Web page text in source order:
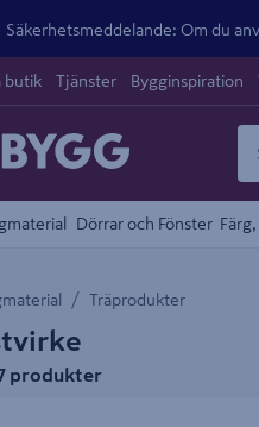
Säkerhetsmeddelande: Om du
butik Tjänster Bygginspiration
Dörrar och Fönster
Träprodukter
produkter